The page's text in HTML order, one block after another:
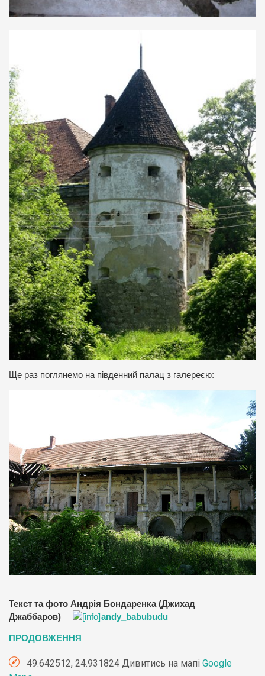
Ще раз поглянемо на південний палац з галереєю:
Текст та фото Андрія Бондаренка (Джихад
Джаббаров)
andy_babubudu
ПРОДОВЖЕННЯ
49.642512, 24.931824 Дивитись на мапі Google